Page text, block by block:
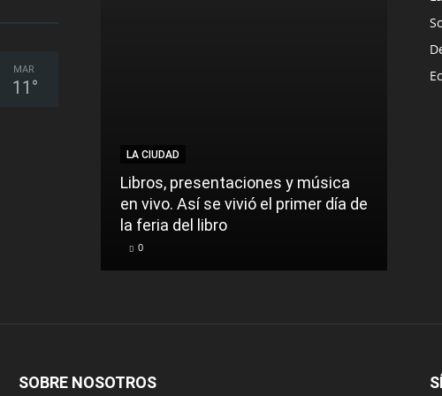
MAR
11 °
LA CIUDAD
Libros, presentaciones y música
en vivo. Así se vivió el primer día de
la feria del libro
0
SOBRE NOSOTROS